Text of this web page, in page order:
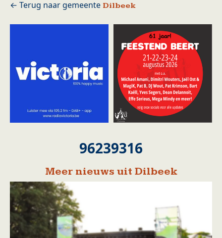
Dilbeek
96239316
Meer nieuws uit Dilbeek